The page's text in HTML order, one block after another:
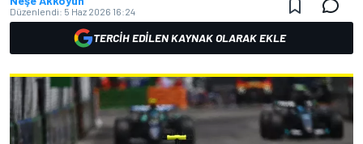
Düzenlendi: 5 Haz 2026 16:24
TERCIH EDILEN KAYNAK OLARAK EKLE